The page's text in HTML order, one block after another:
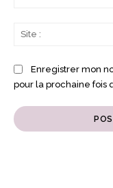
Enregistrer mon
pour la prochaine fois